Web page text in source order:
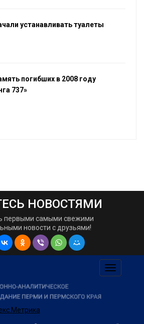
устанавливать туалеты
погибших в 2008 году
737»
НОВОСТЯМИ
первыми самыми свежими
новости с друзьями!
по